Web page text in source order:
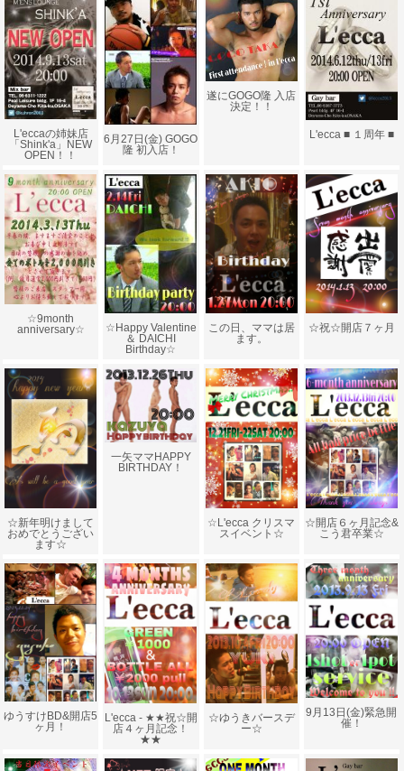
L'eccaの姉妹店
「Shink'a」NEW
OPEN！！
6月27日(金) GOGO
隆 初入店！
遂にGOGO隆 入店
決定！！
L'ecca ■ １周年 ■
☆9month
anniversary☆
☆Happy Valentine
＆ DAICHI
Birthday☆
この日、ママは居
ます。
☆祝☆開店７ヶ月
☆新年明けまして
おめでとうござい
ます☆
一矢ママHAPPY
BIRTHDAY！
☆L'ecca クリスマ
スイベント☆
☆開店６ヶ月記念&
こう君卒業☆
ゆうすけBD&開店5
ヶ月！
L'ecca - ★★祝☆開
店４ヶ月記念！
★★
☆ゆうきバースデ
ー☆
9月13日(金)緊急開
催！